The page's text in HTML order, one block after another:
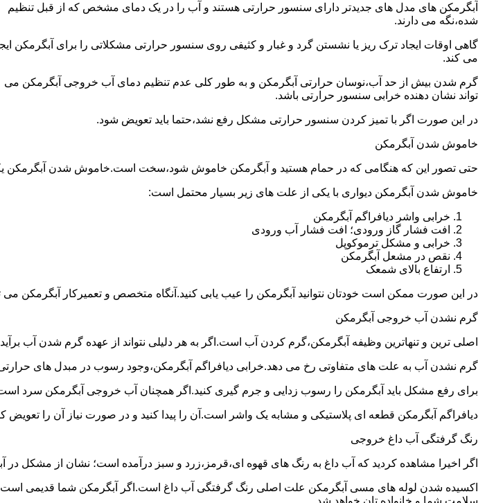
آبگرمکن های مدل های جدیدتر دارای سنسور حرارتی هستند و آب را در یک دمای مشخص که از قبل تنظیم
شده،نگه می دارند.
گاهی اوقات ایجاد ترک ریز یا نشستن گرد و غبار و کثیفی روی سنسور حرارتی مشکلاتی را برای آبگرمکن
می کند.
گرم شدن بیش از حد آب،نوسان حرارتی آبگرمکن و به طور کلی عدم تنظیم دمای آب خروجی آبگرمکن می
تواند نشان دهنده خرابی سنسور حرارتی باشد.
در این صورت اگر با تمیز کردن سنسور حرارتی مشکل رفع نشد،حتما باید تعویض شود.
خاموش شدن آبگرمکن
حتی تصور این که هنگامی که در حمام هستید و آبگرمکن خاموش شود،سخت است.خاموش شدن آبگرمکن
خاموش شدن آبگرمکن دیواری با یکی از علت های زیر بسیار محتمل است:
خرابی واشر دیافراگم آبگرمکن
افت فشار گاز ورودی؛ افت فشار آب ورودی
خرابی و مشکل ترموکوپل
نقص در مشعل آبگرمکن
ارتفاع بالای شمعک
در این صورت ممکن است خودتان نتوانید آبگرمکن را عیب یابی کنید.آنگاه متخصص و تعمیرکار آبگرمکن
گرم نشدن آب خروجی آبگرمکن
اصلی ترین و تنهاترین وظیفه آبگرمکن،گرم کردن آب است.اگر به هر دلیلی نتواند از عهده گرم شدن آب
گرم نشدن آب به علت های متفاوتی رخ می دهد.خرابی دیافراگم آبگرمکن،وجود رسوب در مبدل های
برای رفع مشکل باید آبگرمکن را رسوب زدایی و جرم گیری کنید.اگر همچنان آب خروجی آبگرمکن سرد است؛
دیافراگم آبگرمکن قطعه ای پلاستیکی و مشابه یک واشر است.آن را پیدا کنید و در صورت نیاز آن را تعویض
رنگ گرفتگی آب داغ خروجی
اگر اخیرا مشاهده کردید که آب داغ به رنگ های قهوه ای،قرمز،زرد و سبز درآمده است؛ نشان از مشکل
اکسیده شدن لوله های مسی آبگرمکن علت اصلی رنگ گرفتگی آب داغ است.اگر آبگرمکن شما قدیمی
سلامت شما و خانواده تان خواهد شد.